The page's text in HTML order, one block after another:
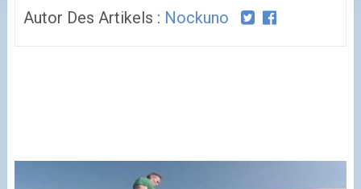
Autor Des Artikels : Nockuno